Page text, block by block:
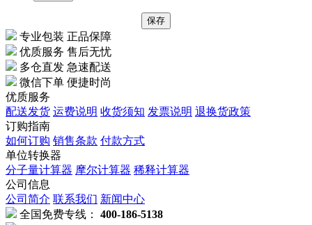
专业包装 正品保障
优质服务 售后无忧
多仓直发 急速配送
微信下单 便捷时尚
优质服务
配送发货 运费说明 收货须知 发票说明 退换货政策
订购指南
如何订购 销售条款 付款方式
单位转换器
分子量计算器 摩尔计算器 稀释计算器
公司信息
公司简介 联系我们 新闻中心
全国免费专线： 400-186-5138